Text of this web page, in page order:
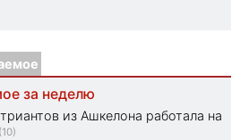
за неделю
из Ашкелона работала на
(10)